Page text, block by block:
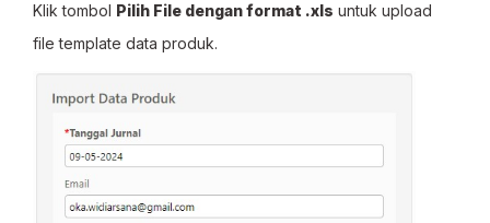
Klik tombol Pilih File dengan format .xls untuk upload
file template data produk.